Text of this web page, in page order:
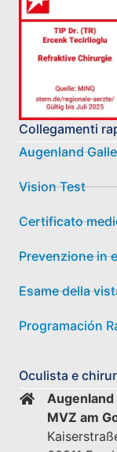
Collegamenti
Augenland
Vision Test
Certificato
Prevenzione in
Esame della
Programación
Oculista e
Augenland
MVZ am